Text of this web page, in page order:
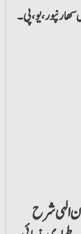
سھارنپور،یو،پی۔
الہی شرح